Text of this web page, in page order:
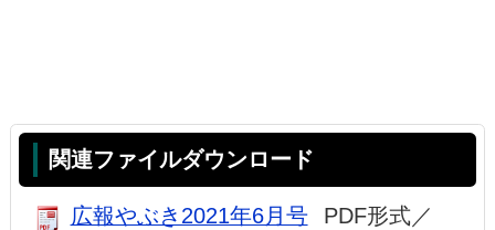
関連ファイルダウンロード
広報やぶき2021年6月号
PDF形式／